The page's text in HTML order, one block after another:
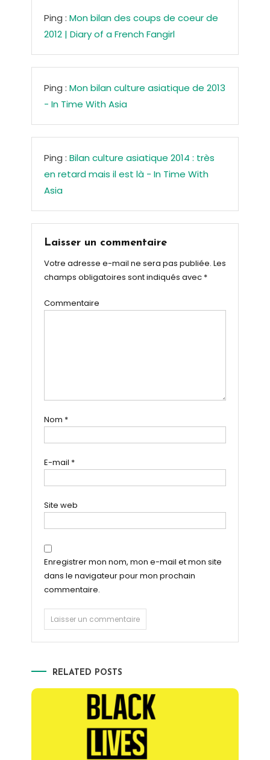
Ping : Mon bilan des coups de coeur de
2012 | Diary of a French Fangirl
Ping : Mon bilan culture asiatique de 2013
- In Time With Asia
Ping : Bilan culture asiatique 2014 : très
en retard mais il est là - In Time With
Asia
Laisser un commentaire
Votre adresse e-mail ne sera pas publiée. Les
champs obligatoires sont indiqués avec *
Commentaire
Nom *
E-mail *
Site web
Enregistrer mon nom, mon e-mail et mon site
dans le navigateur pour mon prochain
commentaire.
RELATED POSTS